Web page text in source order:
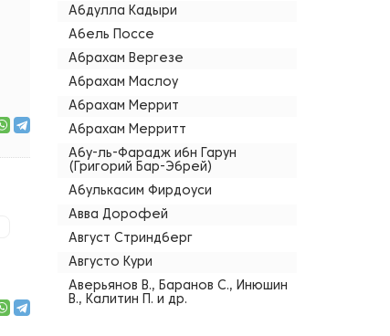
Абдулла Кадыри
Абель Поссе
Абрахам Вергезе
Абрахам Маслоу
Абрахам Меррит
Абрахам Мерритт
Абу-ль-Фарадж ибн Гарун
(Григорий Бар-Эбрей)
Абулькасим Фирдоуси
Авва Дорофей
Август Стриндберг
Августо Кури
Аверьянов В., Баранов С., Инюшин
В., Калитин П. и др.